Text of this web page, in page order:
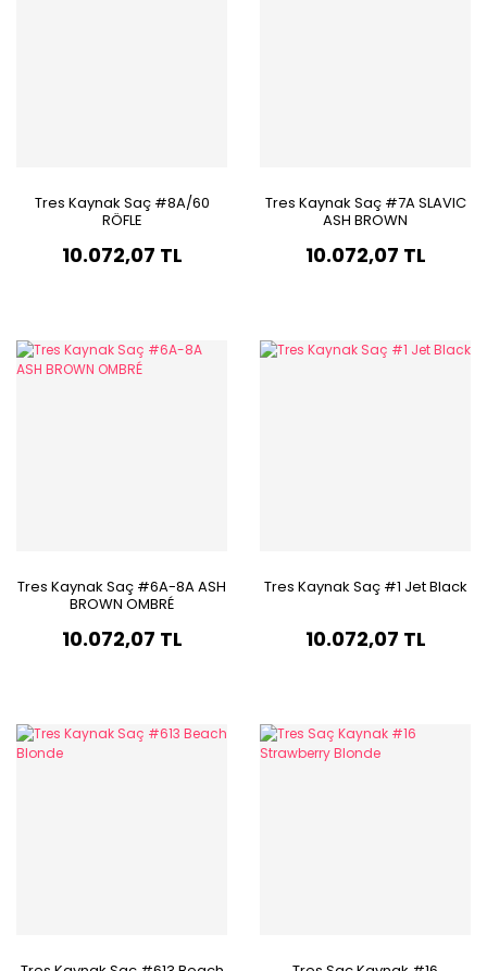
Tres Kaynak Saç #8A/60
RÖFLE
10.072,07 TL
Tres Kaynak Saç #7A SLAVIC
ASH BROWN
10.072,07 TL
Tres Kaynak Saç #6A-8A ASH
BROWN OMBRÉ
10.072,07 TL
Tres Kaynak Saç #1 Jet Black
10.072,07 TL